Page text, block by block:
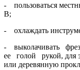
- пользоваться
В;
- охлаждать
- выколачивать
ее голой рукой, для
или деревянную